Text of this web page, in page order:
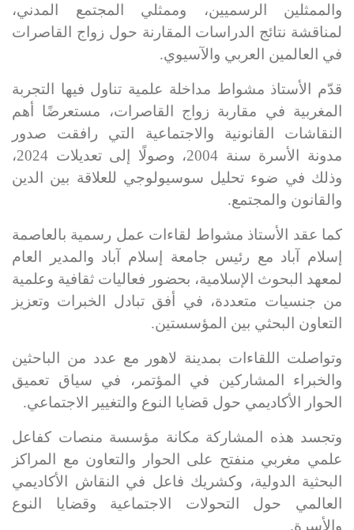
والممثلين الرسميين، وممثلي المجتمع المدني،
لمناقشة نتائج الدراسات المقارنة حول زواج القاصرات
في العالمين العربي والآسيوي.
قدّم الأستاذ مشواط مداخلة علمية تناول فيها التجربة
المغربية في مقاربة زواج القاصرات، مستعرضًا أهم
النقاشات القانونية والاجتماعية التي رافقت صدور
مدونة الأسرة سنة 2004، وصولًا إلى تعديلات 2024،
وذلك في ضوء تحليل سوسيولوجي للعلاقة بين الدين
والقانون والمجتمع.
كما عقد الأستاذ مشواط لقاءات عمل رسمية بالعاصمة
إسلام آباد مع رئيس جامعة إسلام آباد والمدير العام
لمعهد البحوث الإسلامية، بحضور فعاليات ثقافية وعلمية
من جنسيات متعددة، في أفق تبادل الخبرات وتعزيز
التعاون البحثي بين المؤسستين.
وتواصلت اللقاءات بمدينة لاهور مع عدد من الباحثين
والخبراء المشاركين في المؤتمر، في سياق تعميق
الحوار الأكاديمي حول قضايا النوع والتغيير الاجتماعي.
وتجسد هذه المشاركة مكانة مؤسسة منصات كفاعل
علمي مغربي منفتح على الحوار والتعاون مع المراكز
البحثية الدولية، وكشريك فاعل في النقاش الأكاديمي
العالمي حول التحولات الاجتماعية وقضايا النوع
والأسرة.